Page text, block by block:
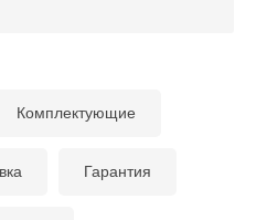
Комплектующие
Гарантия